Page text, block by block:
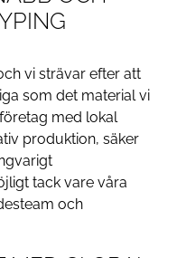
vi strävar efter att
som det material vi
med lokal
produktion, säker
tack vare våra
och